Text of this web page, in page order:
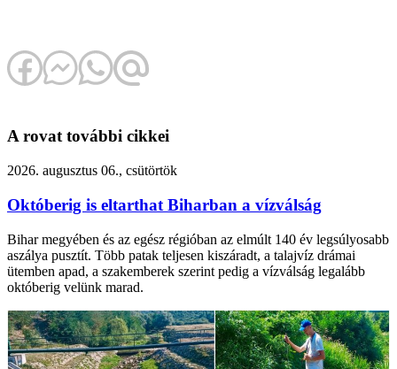
A rovat további cikkei
2026. augusztus 06., csütörtök
Októberig is eltarthat Biharban a vízválság
Bihar megyében és az egész régióban az elmúlt 140 év legsúlyosabb
aszálya pusztít. Több patak teljesen kiszáradt, a talajvíz drámai
ütemben apad, a szakemberek szerint pedig a vízválság legalább
októberig velünk marad.